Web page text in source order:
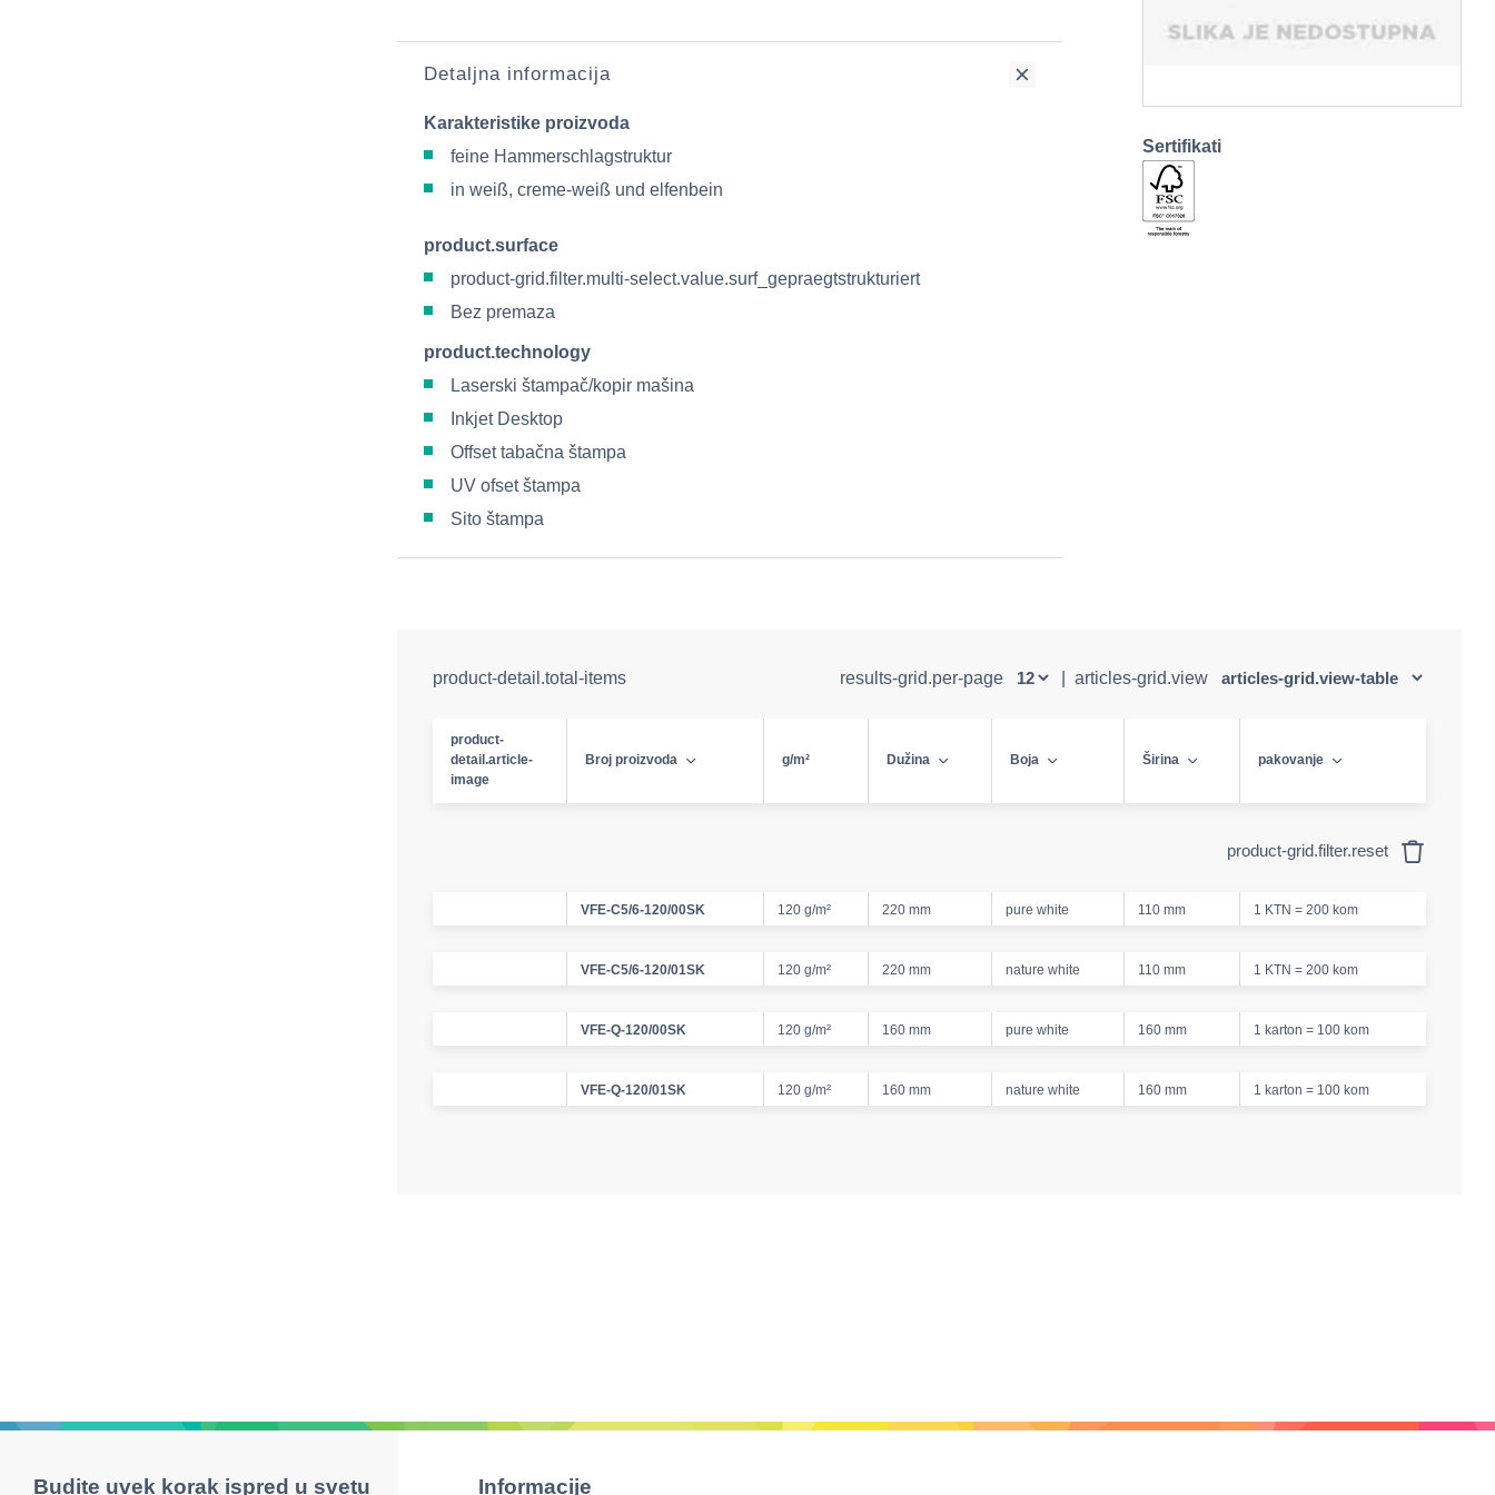
Detaljna informacija
Karakteristike proizvoda
feine Hammerschlagstruktur
in weiß, creme-weiß und elfenbein
product.surface
product-grid.filter.multi-select.value.surf_gepraegtstrukturiert
Bez premaza
product.technology
Laserski štampač/kopir mašina
Inkjet Desktop
Offset tabačna štampa
UV ofset štampa
Sito štampa
Sertifikati
product-detail.total-items results-grid.per-page articles-grid.view
product-
detail.article-
image
Broj proizvoda g/m² Dužina Boja Širina pakovanje
product-grid.filter.reset
VFE-C5/6-120/00SK 120 g/m² 220 mm pure white 110 mm 1 KTN = 200 kom
VFE-C5/6-120/01SK 120 g/m² 220 mm nature white 110 mm 1 KTN = 200 kom
VFE-Q-120/00SK 120 g/m² 160 mm pure white 160 mm 1 karton = 100 kom
VFE-Q-120/01SK 120 g/m² 160 mm nature white 160 mm 1 karton = 100 kom
Budite uvek korak ispred u svetu Informacije